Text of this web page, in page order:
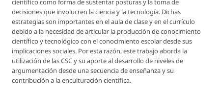
científico como forma de sustentar posturas y la toma de
decisiones que involucren la ciencia y la tecnología. Dichas
estrategias son importantes en el aula de clase y en el currículo
debido a la necesidad de articular la producción de conocimiento
científico y tecnológico con el conocimiento escolar desde sus
implicaciones sociales. Por esta razón, este trabajo aborda la
utilización de las CSC y su aporte al desarrollo de niveles de
argumentación desde una secuencia de enseñanza y su
contribución a la enculturación científica.